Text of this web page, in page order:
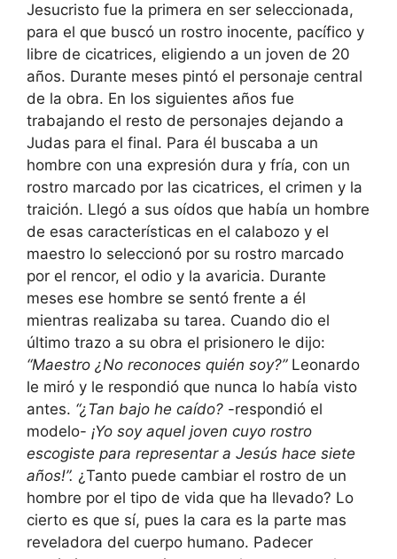
Jesucristo fue la primera en ser seleccionada,
para el que buscó un rostro inocente, pacífico y
libre de cicatrices, eligiendo a un joven de 20
años. Durante meses pintó el personaje central
de la obra. En los siguientes años fue
trabajando el resto de personajes dejando a
Judas para el final. Para él buscaba a un
hombre con una expresión dura y fría, con un
rostro marcado por las cicatrices, el crimen y la
traición. Llegó a sus oídos que había un hombre
de esas características en el calabozo y el
maestro lo seleccionó por su rostro marcado
por el rencor, el odio y la avaricia. Durante
meses ese hombre se sentó frente a él
mientras realizaba su tarea. Cuando dio el
último trazo a su obra el prisionero le dijo:
“Maestro ¿No reconoces quién soy?”Leonardo
le miró y le respondió que nunca lo había visto
antes. “¿Tan bajo he caído? -respondió el
modelo- ¡Yo soy aquel joven cuyo rostro
escogiste para representar a Jesús hace siete
años!”. ¿Tanto puede cambiar el rostro de un
hombre por el tipo de vida que ha llevado? Lo
cierto es que sí, pues la cara es la parte mas
reveladora del cuerpo humano. Padecer